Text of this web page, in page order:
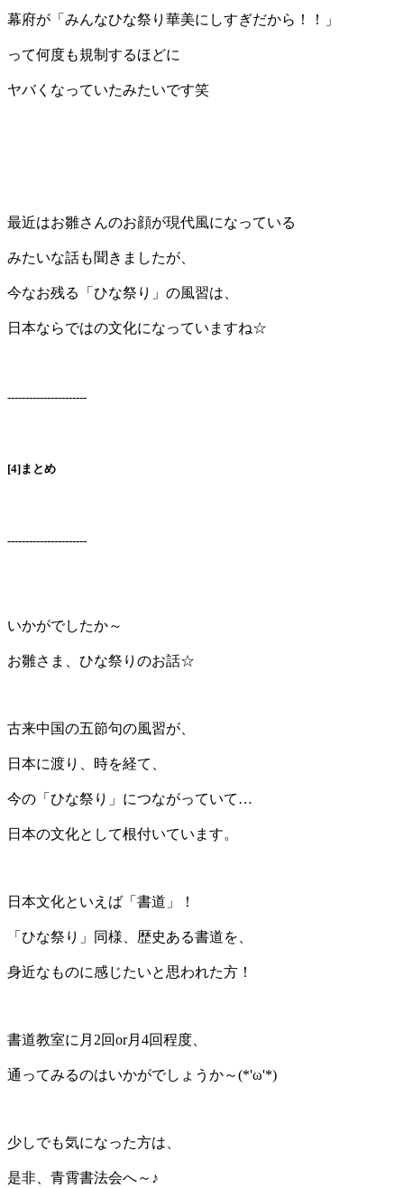
幕府が「みんなひな祭り華美にしすぎだから！！」
って何度も規制するほどに
ヤバくなっていたみたいです笑
最近はお雛さんのお顔が現代風になっている
みたいな話も聞きましたが、
今なお残る「ひな祭り」の風習は、
日本ならではの文化になっていますね☆
----------------------
[4]まとめ
----------------------
いかがでしたか～
お雛さま、ひな祭りのお話☆
古来中国の五節句の風習が、
日本に渡り、時を経て、
今の「ひな祭り」につながっていて…
日本の文化として根付いています。
日本文化といえば「書道」！
「ひな祭り」同様、歴史ある書道を、
身近なものに感じたいと思われた方！
書道教室に月2回or月4回程度、
通ってみるのはいかがでしょうか～(*'ω'*)
少しでも気になった方は、
是非、青霄書法会へ～♪